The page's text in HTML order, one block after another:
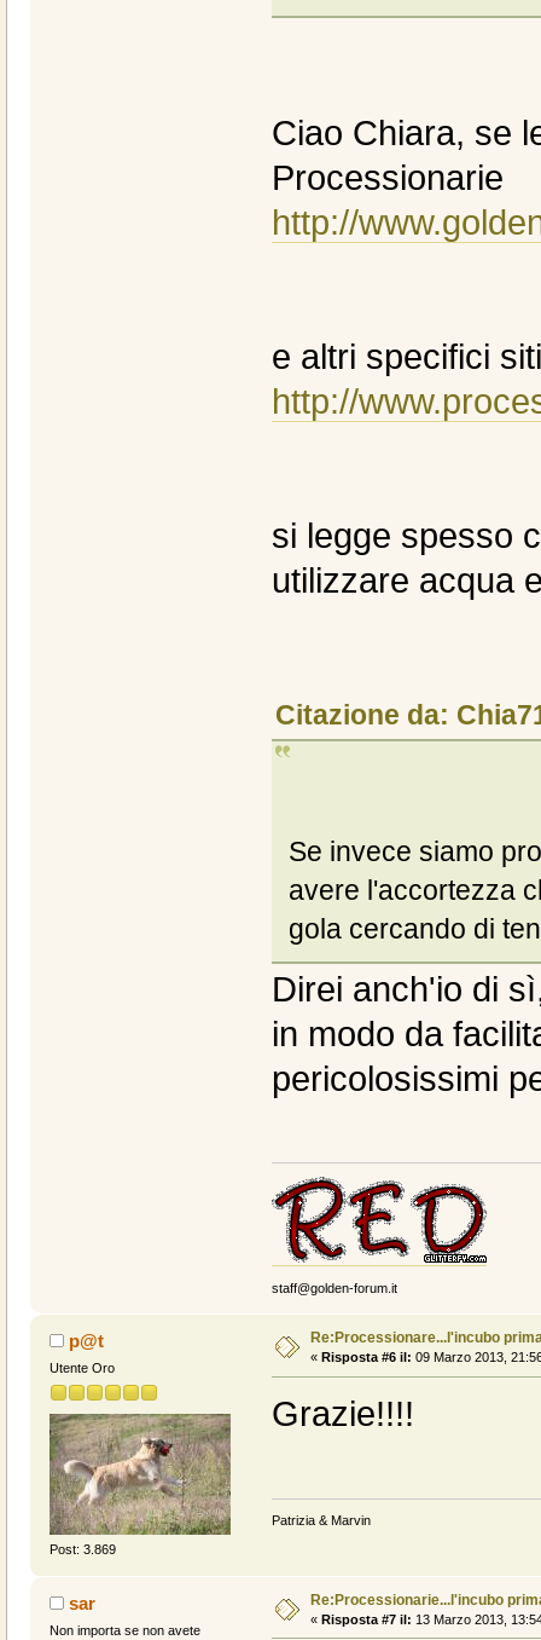
Ciao Chiara, se
Processionarie
http://
e altri specifici
http://
si legge spesso
utilizzare acqua
Citazione da:
Se invece siamo
avere l'accortezza
gola cercando di
Direi anch'io di
in modo da
pericolosissimi
staff@golden-forum.it
p@t
Utente Oro
Post: 3.869
Re:Processionare...l'incubo
« Risposta #6 il: 09 Marzo 2013,
Grazie!!!!
Patrizia & Marvin
sar
Non importa se non avete
Re:Processionarie...l'incubo
« Risposta #7 il: 13 Marzo 2013,